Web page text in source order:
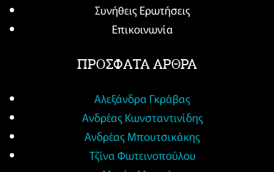
Συνήθεις Ερωτήσεις
Επικοινωνία
ΠΡΟΣΦΑΤΑ ΑΡΘΡΑ
Αλεξάνδρα Γκράβας
Ανδρέας Κωνσταντινίδης
Ανδρέας Μπουτσικάκης
Τζίνα Φωτεινοπούλου